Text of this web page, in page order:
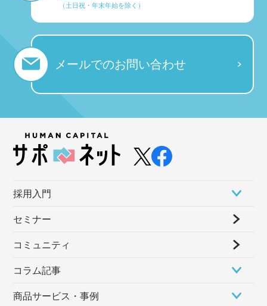
（土日祝・年末年始を除く）
メールでのお問い合わせ
採⽤⼊⾨
セミナー
コミュニティ
コラム記事
商品サービス・事例